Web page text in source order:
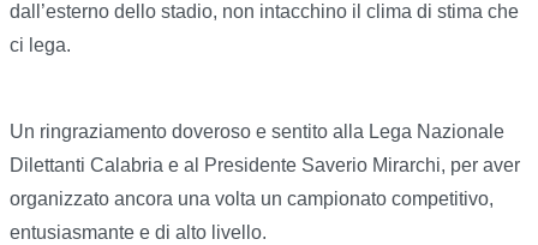
dall’esterno dello stadio, non intacchino il clima di stima che
ci lega.
Un ringraziamento doveroso e sentito alla Lega Nazionale
Dilettanti Calabria e al Presidente Saverio Mirarchi, per aver
organizzato ancora una volta un campionato competitivo,
entusiasmante e di alto livello.